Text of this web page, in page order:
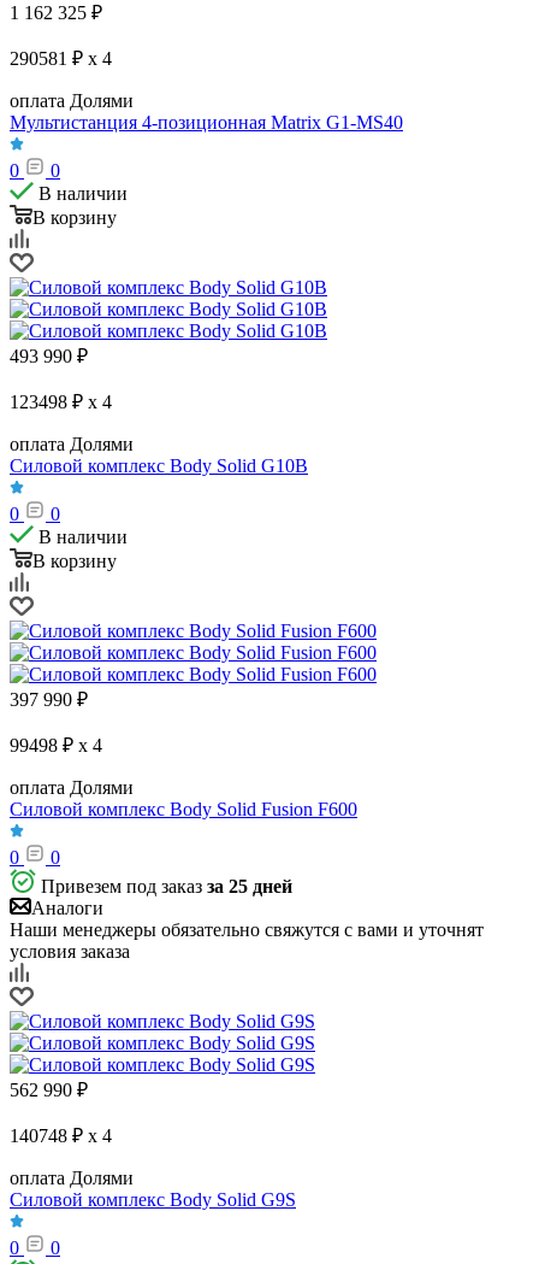
1 162 325 ₽
290581 ₽ x 4
оплата Долями
Мультистанция 4-позиционная Matrix G1-MS40
0
0
В наличии
В корзину
493 990 ₽
123498 ₽ x 4
оплата Долями
Силовой комплекс Body Solid G10B
0
0
В наличии
В корзину
397 990 ₽
99498 ₽ x 4
оплата Долями
Силовой комплекс Body Solid Fusion F600
0
0
Привезем под заказ за 25 дней
Аналоги
Наши менеджеры обязательно свяжутся с вами и уточнят
условия заказа
562 990 ₽
140748 ₽ x 4
оплата Долями
Силовой комплекс Body Solid G9S
0
0